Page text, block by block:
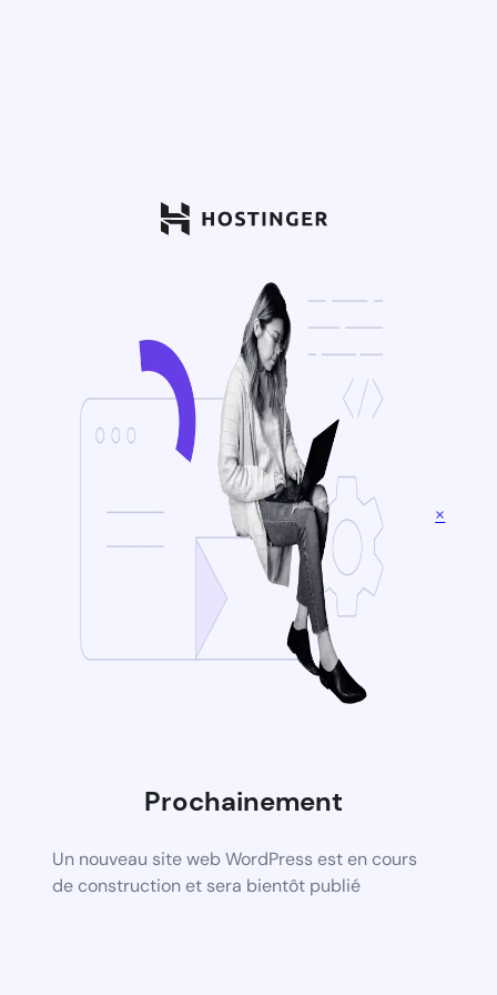
Prochainement
Un nouveau site web WordPress est en cours
de construction et sera bientôt publié
×